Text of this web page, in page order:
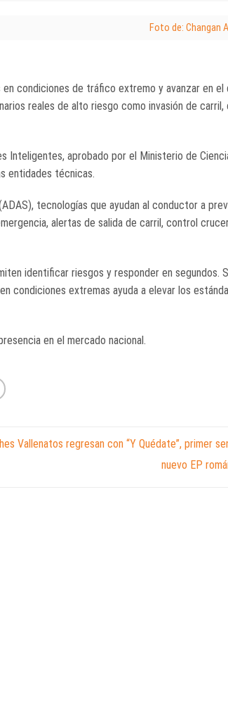
Foto de: Changan
condiciones de tráfico extremo y avanzar en el
reales de alto riesgo como invasión de carril,
Inteligentes, aprobado por el Ministerio de
entidades técnicas.
tecnologías que ayudan al conductor a
alertas de salida de carril, control
identificar riesgos y responder en segundos.
condiciones extremas ayuda a elevar los
en el mercado nacional.
Vallenatos regresan con “Y Quédate”, primer
nuevo EP